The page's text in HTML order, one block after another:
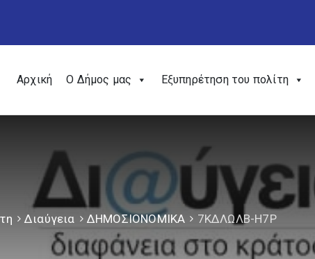
Αρχική Ο Δήμος μας Εξυπηρέτηση του πολίτη
Διαύγεια ΔΗΜΟΣΙΟΝΟΜΙΚΑ 7ΚΔΛΩΛΒ-Η7Ρ